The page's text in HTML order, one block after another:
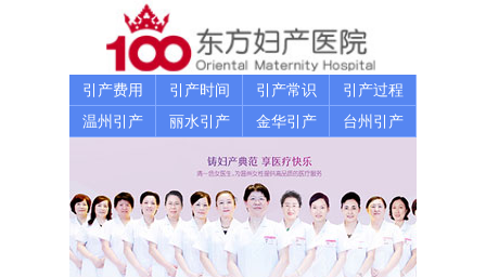
引产费用 引产时间 引产常识
引产过程
温州引产
丽水引产 金华引产 台州引产